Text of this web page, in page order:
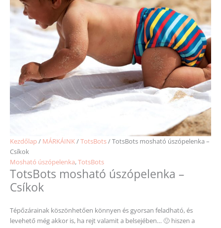
Kezdőlap / MÁRKÁINK/TotsBots/ TotsBots mosható úszópelenka –
Csíkok
Mosható úszópelenka,TotsBots
TotsBots mosható úszópelenka –
Csíkok
Tépőzárainak köszönhetően könnyen és gyorsan feladható, és
levehető még akkor is, ha rejt valamit a belsejében… 🙂 hiszen a